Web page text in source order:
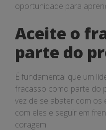
oportunidade para
Aceite o
parte do
É fundamental que um
fracasso como parte do
vez de se abater com
com eles e seguir em
coragem.